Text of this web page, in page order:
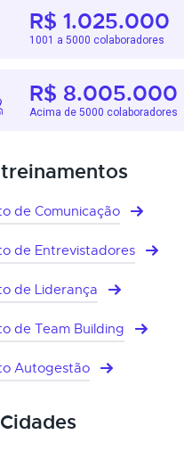
R$ 1.025.000
1001 a 5000 colaboradores
R$ 8.005.000
Acima de 5000 colaboradores
de Comunicação
de Entrevistadores
de Liderança
de Team Building
Autogestão